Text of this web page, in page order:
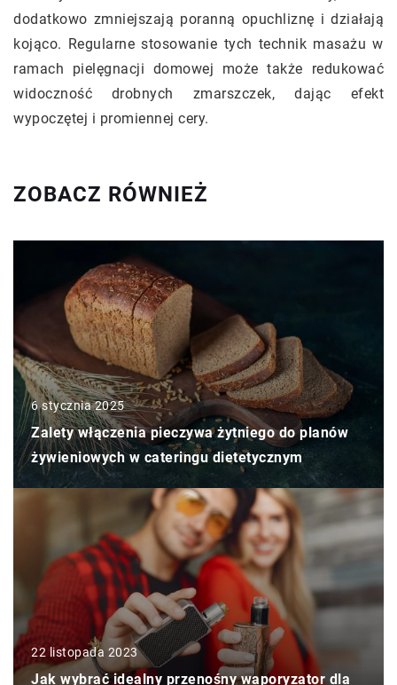
dodatkowo zmniejszają poranną opuchliznę i działają
kojąco. Regularne stosowanie tych technik masażu w
ramach pielęgnacji domowej może także redukować
widoczność drobnych zmarszczek, dając efekt
wypoczętej i promiennej cery.
ZOBACZ RÓWNIEŻ
6 stycznia 2025
Zalety włączenia pieczywa żytniego do planów
żywieniowych w cateringu dietetycznym
22 listopada 2023
Jak wybrać idealny przenośny waporyzator dla